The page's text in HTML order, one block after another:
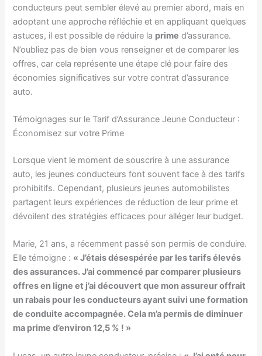
conducteurs peut sembler élevé au premier abord, mais en
adoptant une approche réfléchie et en appliquant quelques
astuces, il est possible de réduire la prime d’assurance.
N’oubliez pas de bien vous renseigner et de comparer les
offres, car cela représente une étape clé pour faire des
économies significatives sur votre contrat d’assurance
auto.
Témoignages sur le Tarif d’Assurance Jeune Conducteur :
Économisez sur votre Prime
Lorsque vient le moment de souscrire à une assurance
auto, les jeunes conducteurs font souvent face à des tarifs
prohibitifs. Cependant, plusieurs jeunes automobilistes
partagent leurs expériences de réduction de leur prime et
dévoilent des stratégies efficaces pour alléger leur budget.
Marie, 21 ans, a récemment passé son permis de conduire.
Elle témoigne : « J’étais désespérée par les tarifs élevés
des assurances. J’ai commencé par comparer plusieurs
offres en ligne et j’ai découvert que mon assureur offrait
un rabais pour les conducteurs ayant suivi une formation
de conduite accompagnée. Cela m’a permis de diminuer
ma prime d’environ 12,5 % ! »